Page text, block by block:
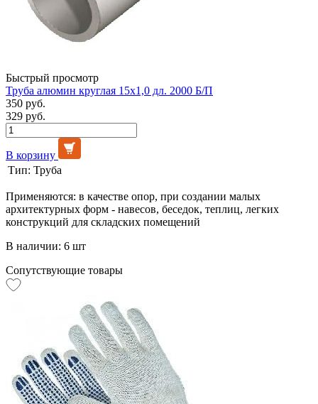
Быстрый просмотр
Труба алюмин круглая 15х1,0 дл. 2000 Б/П
350 руб.
329 руб.
В корзину
Тип: Труба
Применяются: в качестве опор, при создании малых
архитектурных форм - навесов, беседок, теплиц, легких
конструкций для складских помещений
В наличии: 6 шт
Сопутствующие товары